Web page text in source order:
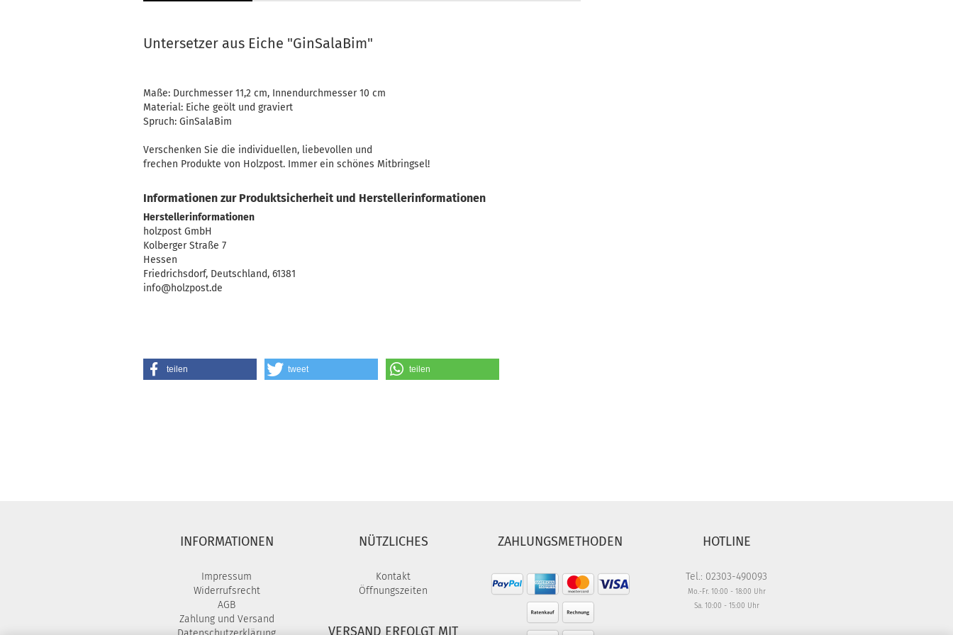
Mainzelmännchen
Servietten
Tasse
Flämmchen
Kerzenhalter
Stabkerzen
Untersetzer aus Eiche "GinSalaBim"
Maße: Durchmesser 11,2 cm, Innendurchmesser 10 cm
Material: Eiche geölt und graviert
Spruch: GinSalaBim
Verschenken Sie die individuellen, liebevollen und
frechen Produkte von Holzpost. Immer ein schönes Mitbringsel!
Informationen zur Produktsicherheit und Herstellerinformationen
Herstellerinformationen
holzpost GmbH
Kolberger Straße 7
Hessen
Friedrichsdorf, Deutschland, 61381
info@holzpost.de
teilen tweet teilen
INFORMATIONEN
Impressum
Widerrufsrecht
AGB
Zahlung und Versand
NÜTZLICHES
Kontakt
Öffnungszeiten
VERSAND ERFOLGT MIT
ZAHLUNGSMETHODEN HOTLINE
Tel.: 02303-490093
Mo.-Fr. 10:00 - 18:00 Uhr
Sa. 10:00 - 15:00 Uhr